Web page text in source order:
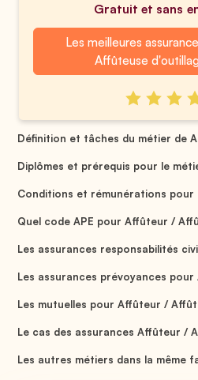
Gratuit et sans
Les meilleures
Affûteuse
Définition et tâches du métier de
Diplômes et prérequis pour le
Conditions et rémunérations pour
Quel code APE pour Affûteur /
Les assurances responsabilités
Les assurances prévoyances
Les mutuelles pour Affûteur /
Le cas des assurances Affûteur /
Les autres métiers dans la même